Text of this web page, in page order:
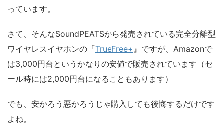
っています。
さて、そんなSoundPEATSから発売されている完全分離型
ワイヤレスイヤホンの『TrueFree+ 』ですが、Amazonで
は3,000円台というかなりの安値で販売されています（セ
ール時には2,000円台になることもあります）
でも、安かろう悪かろうじゃ購入しても後悔するだけです
よね。